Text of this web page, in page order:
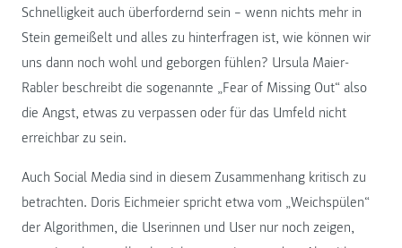
Schnelligkeit auch überfordernd sein – wenn nichts mehr in
Stein gemeißelt und alles zu hinterfragen ist, wie können wir
uns dann noch wohl und geborgen fühlen? Ursula Maier-
Rabler beschreibt die sogenannte „Fear of Missing Out“ also
die Angst, etwas zu verpassen oder für das Umfeld nicht
erreichbar zu sein.
Auch Social Media sind in diesem Zusammenhang kritisch zu
betrachten. Doris Eichmeier spricht etwa vom „Weichspülen“
der Algorithmen, die Userinnen und User nur noch zeigen,